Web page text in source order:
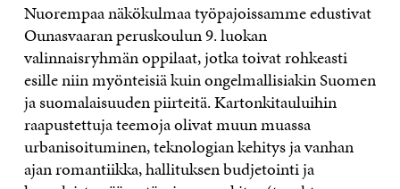
Nuorempaa näkökulmaa työpajoissamme edustivat
Ounasvaaran peruskoulun 9. luokan
valinnaisryhmän oppilaat, jotka toivat rohkeasti
esille niin myönteisiä kuin ongelmallisiakin Suomen
ja suomalaisuuden piirteitä. Kartonkitauluihin
raapustettuja teemoja olivat muun muassa
urbanisoituminen, teknologian kehitys ja vanhan
ajan romantiikka, hallituksen budjetointi ja